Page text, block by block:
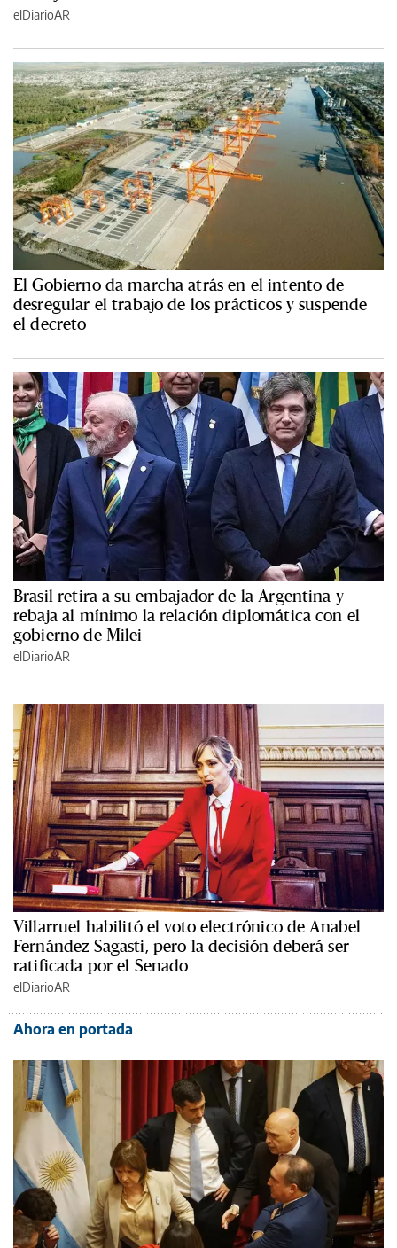
elDiarioAR
El Gobierno da marcha atrás en el intento de
desregular el trabajo de los prácticos y suspende
el decreto
Brasil retira a su embajador de la Argentina y
rebaja al mínimo la relación diplomática con el
gobierno de Milei
elDiarioAR
Villarruel habilitó el voto electrónico de Anabel
Fernández Sagasti, pero la decisión deberá ser
ratificada por el Senado
elDiarioAR
Ahora en portada